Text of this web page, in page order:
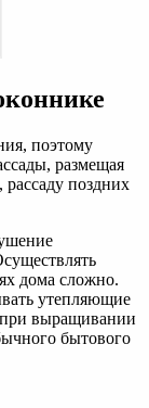
поэтому
размещая
рассаду поздних
дома сложно.
утепляющие
при выращивании
бытового